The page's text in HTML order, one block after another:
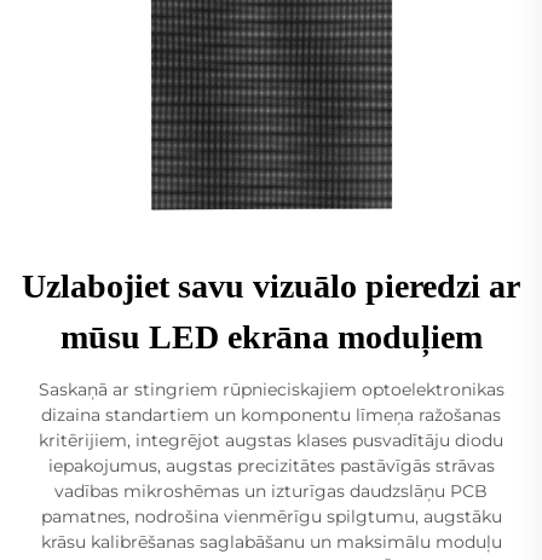
Uzlabojiet savu vizuālo pieredzi ar
mūsu LED ekrāna moduļiem
Saskaņā ar stingriem rūpnieciskajiem optoelektronikas
dizaina standartiem un komponentu līmeņa ražošanas
kritērijiem, integrējot augstas klases pusvadītāju diodu
iepakojumus, augstas precizitātes pastāvīgās strāvas
vadības mikroshēmas un izturīgas daudzslāņu PCB
pamatnes, nodrošina vienmērīgu spilgtumu, augstāku
krāsu kalibrēšanas saglabāšanu un maksimālu moduļu